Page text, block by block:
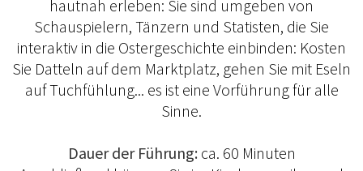
hautnah erleben: Sie sind umgeben von
Schauspielern, Tänzern und Statisten, die Sie
interaktiv in die Ostergeschichte einbinden: Kosten
Sie Datteln auf dem Marktplatz, gehen Sie mit Eseln
auf Tuchfühlung... es ist eine Vorführung für alle
Sinne.
Dauer der Führung:ca. 60 Minuten